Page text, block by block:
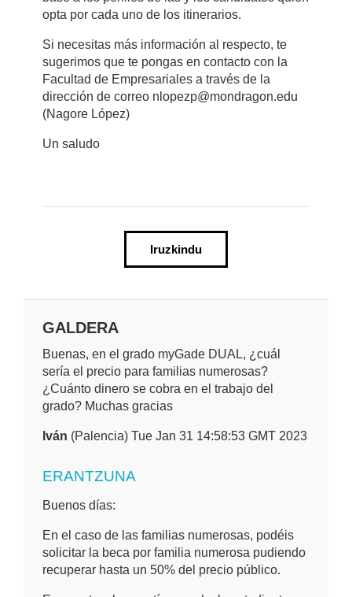
opta por cada uno de los itinerarios.
Si necesitas más información al respecto, te
sugerimos que te pongas en contacto con la
Facultad de Empresariales a través de la
dirección de correo nlopezp@mondragon.edu
(Nagore López)
Un saludo
Iruzkindu
GALDERA
Buenas, en el grado myGade DUAL, ¿cuál
sería el precio para familias numerosas?
¿Cuánto dinero se cobra en el trabajo del
grado? Muchas gracias
Iván (Palencia) Tue Jan 31 14:58:53 GMT 2023
ERANTZUNA
Buenos días:
En el caso de las familias numerosas, podéis
solicitar la beca por familia numerosa pudiendo
recuperar hasta un 50% del precio público.